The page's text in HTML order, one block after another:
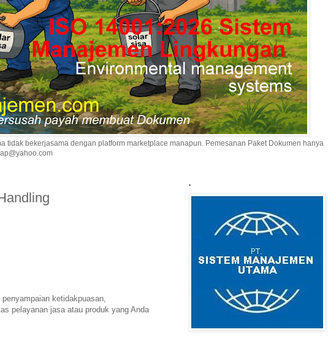
tidak bekerjasama dengan platform marketplace manapun. Pemesanan Paket Dokumen hanya
ketidakpuasan,
pelayanan jasa atau produk yang Anda
.